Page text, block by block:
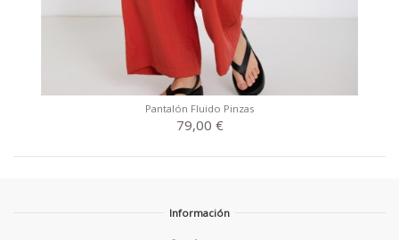
Pantalón Fluido Pinzas
79,00 €
Información